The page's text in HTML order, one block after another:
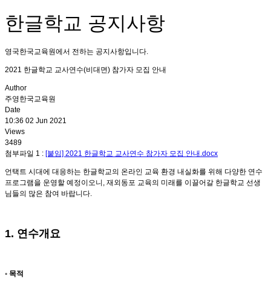
한글학교 공지사항
영국한국교육원에서 전하는 공지사항입니다.
2021 한글학교 교사연수(비대면) 참가자 모집 안내
Author
주영한국교육원
Date
10:36 02 Jun 2021
Views
3489
첨부파일 1 : [붙임] 2021 한글학교 교사연수 참가자 모집 안내.docx
언택트 시대에 대응하는 한글학교의 온라인 교육 환경 내실화를 위해 다양한 연수
프로그램을 운영할 예정이오니, 재외동포 교육의 미래를 이끌어갈 한글학교 선생
님들의 많은 참여 바랍니다.
1. 연수개요
◦ 목적